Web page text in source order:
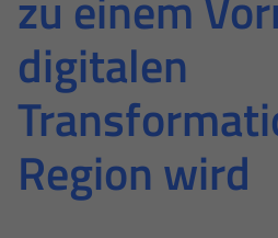
digitalen
Region wird